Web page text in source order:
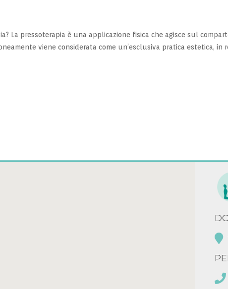
La pressoterapia è una applicazione fisica che agisce sul
viene considerata come un’esclusiva pratica estetica, in